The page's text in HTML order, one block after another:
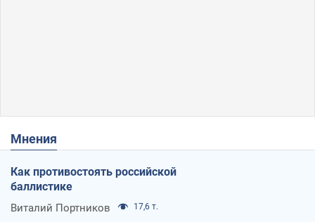
Мнения
Как противостоять российской
баллистике
Виталий Портников 17,6 т.